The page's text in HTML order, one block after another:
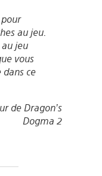
au jeu.
jeu
vous
ce
de Dragon’s
Dogma 2